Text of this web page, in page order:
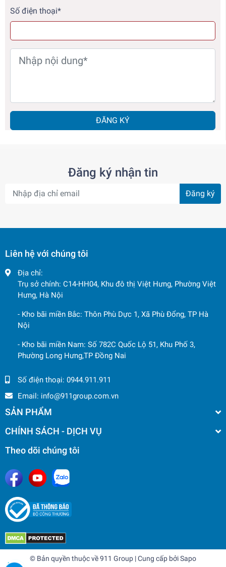
Số điện thoại*
ĐĂNG KÝ
Đăng ký nhận tin
Đăng ký
Liên hệ với chúng tôi
Địa chỉ:
Trụ sở chính: C14-HH04, Khu đô thị Việt Hưng, Phường Việt
Hưng, Hà Nội
- Kho bãi miền Bắc: Thôn Phù Dực 1, Xã Phù Đổng, TP Hà
Nội
- Kho bãi miền Nam: Số 782C Quốc Lộ 51, Khu Phố 3,
Phường Long Hưng,TP Đồng Nai
Số điện thoại: 0944.911.911
Email: info@911group.com.vn
SẢN PHẨM
CHÍNH SÁCH - DỊCH VỤ
Theo dõi chúng tôi
© Bản quyền thuộc về911 Group | Cung cấp bởiSapo